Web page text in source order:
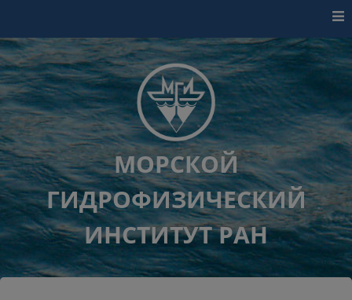
МОРСКОЙ
ГИДРОФИЗИЧЕСКИЙ
ИНСТИТУТ РАН